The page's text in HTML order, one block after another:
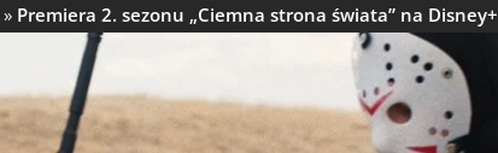
» Premiera 2. sezonu „Ciemna strona świata” na Disney+